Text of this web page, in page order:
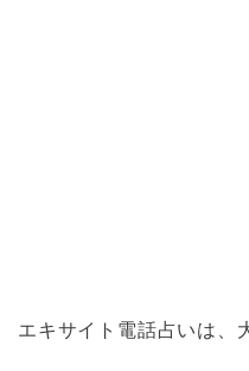
エキサイト電話占いは、